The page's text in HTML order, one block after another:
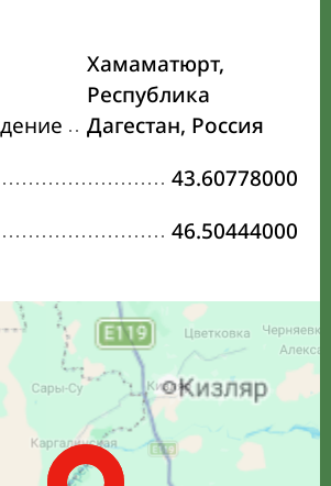
Хамаматюрт,
Республика
Дагестан, Россия
43.60778000
46.50444000